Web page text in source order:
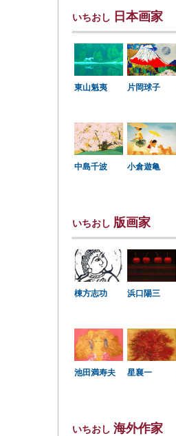
いちおし 日本画家
東山魁夷 片岡球子
中島千波 小倉遊亀
いちおし 版画家
棟方志功 浜口陽三
池田満寿夫 星襄一
いちおし 海外作家